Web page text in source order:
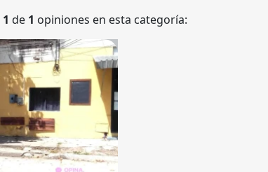
1 de 1 opiniones en esta categoría: